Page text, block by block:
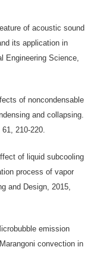
of acoustic sound
its application in
Engineering Science,
of noncondensable
and collapsing.
210-220.
of liquid subcooling
process of vapor
and Design, 2015,
emission
convection in